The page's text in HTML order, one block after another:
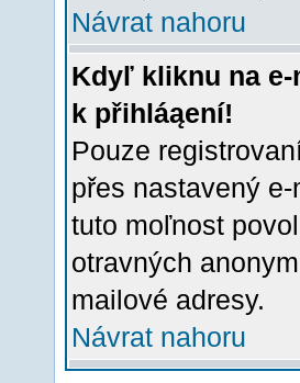
Návrat nahoru
Kdyľ kliknu na
k přihláąení!
Pouze
přes nastavený
tuto moľnost
otravných
mailové adresy.
Návrat nahoru